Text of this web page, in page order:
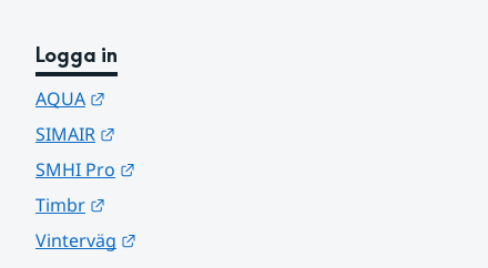
Logga in
AQUA
SIMAIR
SMHI Pro
Timbr
Vinterväg